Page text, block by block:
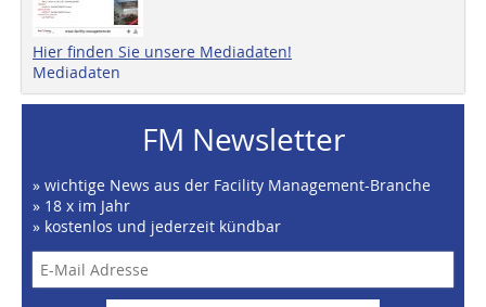
Hier finden Sie unsere Mediadaten!
Mediadaten
FM Newsletter
» wichtige News aus der Facility Management-Branche
» 18 x im Jahr
» kostenlos und jederzeit kündbar